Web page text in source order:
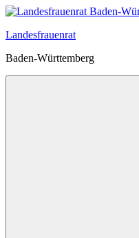
Zum
springen
Landesfrauenrat
Baden-Württemberg